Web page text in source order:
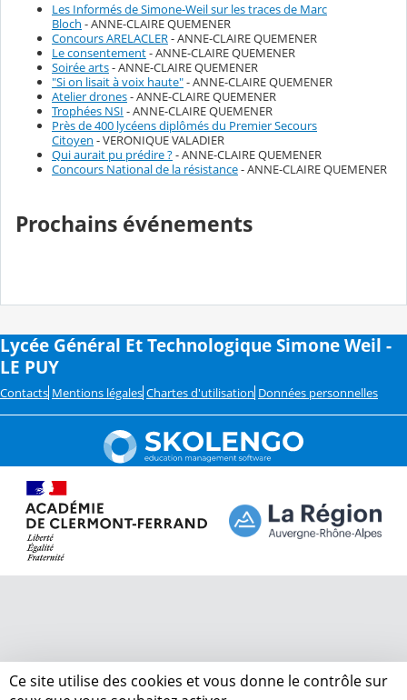
Les Informés de Simone-Weil sur les traces de Marc
Bloch - ANNE-CLAIRE QUEMENER
Concours ARELACLER- ANNE-CLAIRE QUEMENER
Le consentement- ANNE-CLAIRE QUEMENER
Soirée arts- ANNE-CLAIRE QUEMENER
"Si on lisait à voix haute"- ANNE-CLAIRE QUEMENER
Atelier drones- ANNE-CLAIRE QUEMENER
Trophées NSI - ANNE-CLAIRE QUEMENER
Près de 400 lycéens diplômés du Premier Secours
Citoyen - VERONIQUE VALADIER
Qui aurait pu prédire ?- ANNE-CLAIRE QUEMENER
Concours National de la résistance- ANNE-CLAIRE QUEMENER
Prochains événements
Lycée Général Et Technologique Simone Weil -
LE PUY
Contacts Mentions légales Chartes d'utilisation Données personnelles
Ce site utilise des cookies et vous donne le contrôle sur